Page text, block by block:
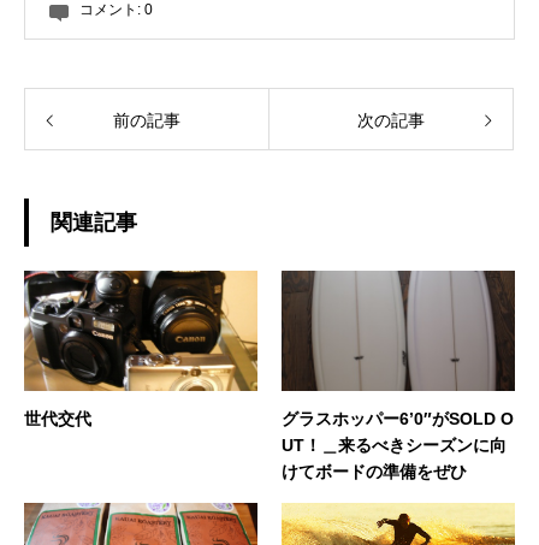
コメント: 0
前の記事 次の記事
関連記事
世代交代
グラスホッパー6’0″がSOLD O
UT！＿来るべきシーズンに向
けてボードの準備をぜひ